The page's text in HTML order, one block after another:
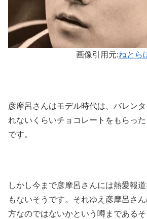
画像引用元:ねとら
彦摩呂さんはモデル時代は、バレン
れないくらいチョコレートをもらっ
です。
しかし今まで彦摩呂さんには熱愛報
もないそうです。それゆえ彦摩呂さ
方なのではないかという噂まであるそ